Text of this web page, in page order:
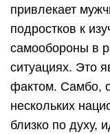
привлекает
подростков к
самообороны в
ситуациях. Это
фактом. Самбо,
нескольких
близко по духу,